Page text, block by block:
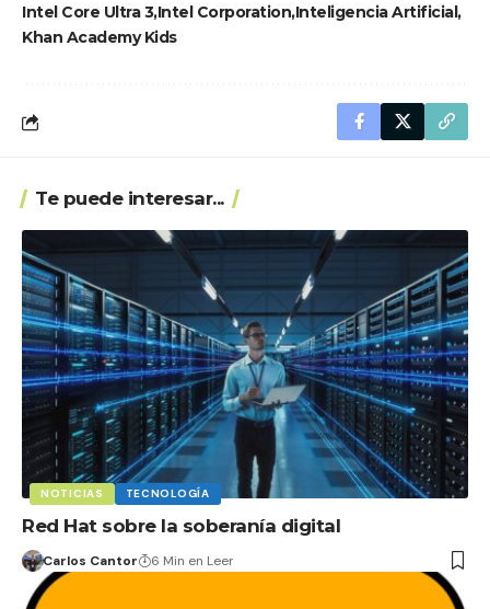
Intel Core Ultra 3Intel CorporationInteligencia Artificial
Khan Academy Kids
Te puede interesar...
NOTICIAS TECNOLOGÍA
Red Hat sobre la soberanía digital
Carlos Cantor 6 Min en Leer